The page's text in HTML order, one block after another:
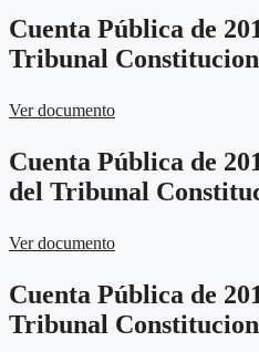
Cuenta Pública de
Tribunal
Ver documento
Cuenta Pública de
del Tribunal
Ver documento
Cuenta Pública de
Tribunal